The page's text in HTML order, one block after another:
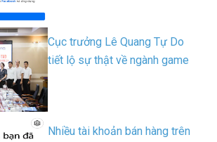
Cục trưởng Lê Quang Tự Do
tiết lộ sự thật về ngành game
Nhiều tài khoản bán hàng trên